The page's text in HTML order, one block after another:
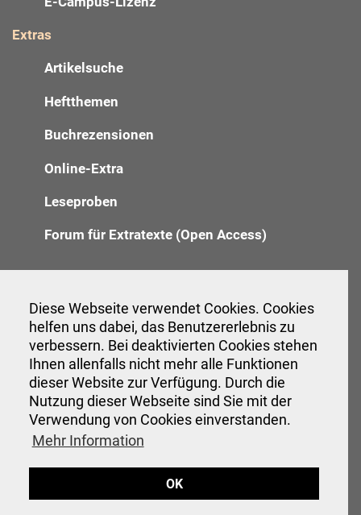
Diese Webseite verwendet Cookies. Cookies
helfen uns dabei, das Benutzererlebnis zu
verbessern. Bei deaktivierten Cookies stehen
Ihnen allenfalls nicht mehr alle Funktionen
dieser Website zur Verfügung. Durch die
Nutzung dieser Webseite sind Sie mit der
Verwendung von Cookies einverstanden.
Mehr Information
OK
Extras
Artikelsuche
Heftthemen
Buchrezensionen
Online-Extra
Leseproben
Forum für Extratexte (Open Access)
Anzeigenannahme
Verwaltung
Veranstaltungen
Hinweise für Autor:innen